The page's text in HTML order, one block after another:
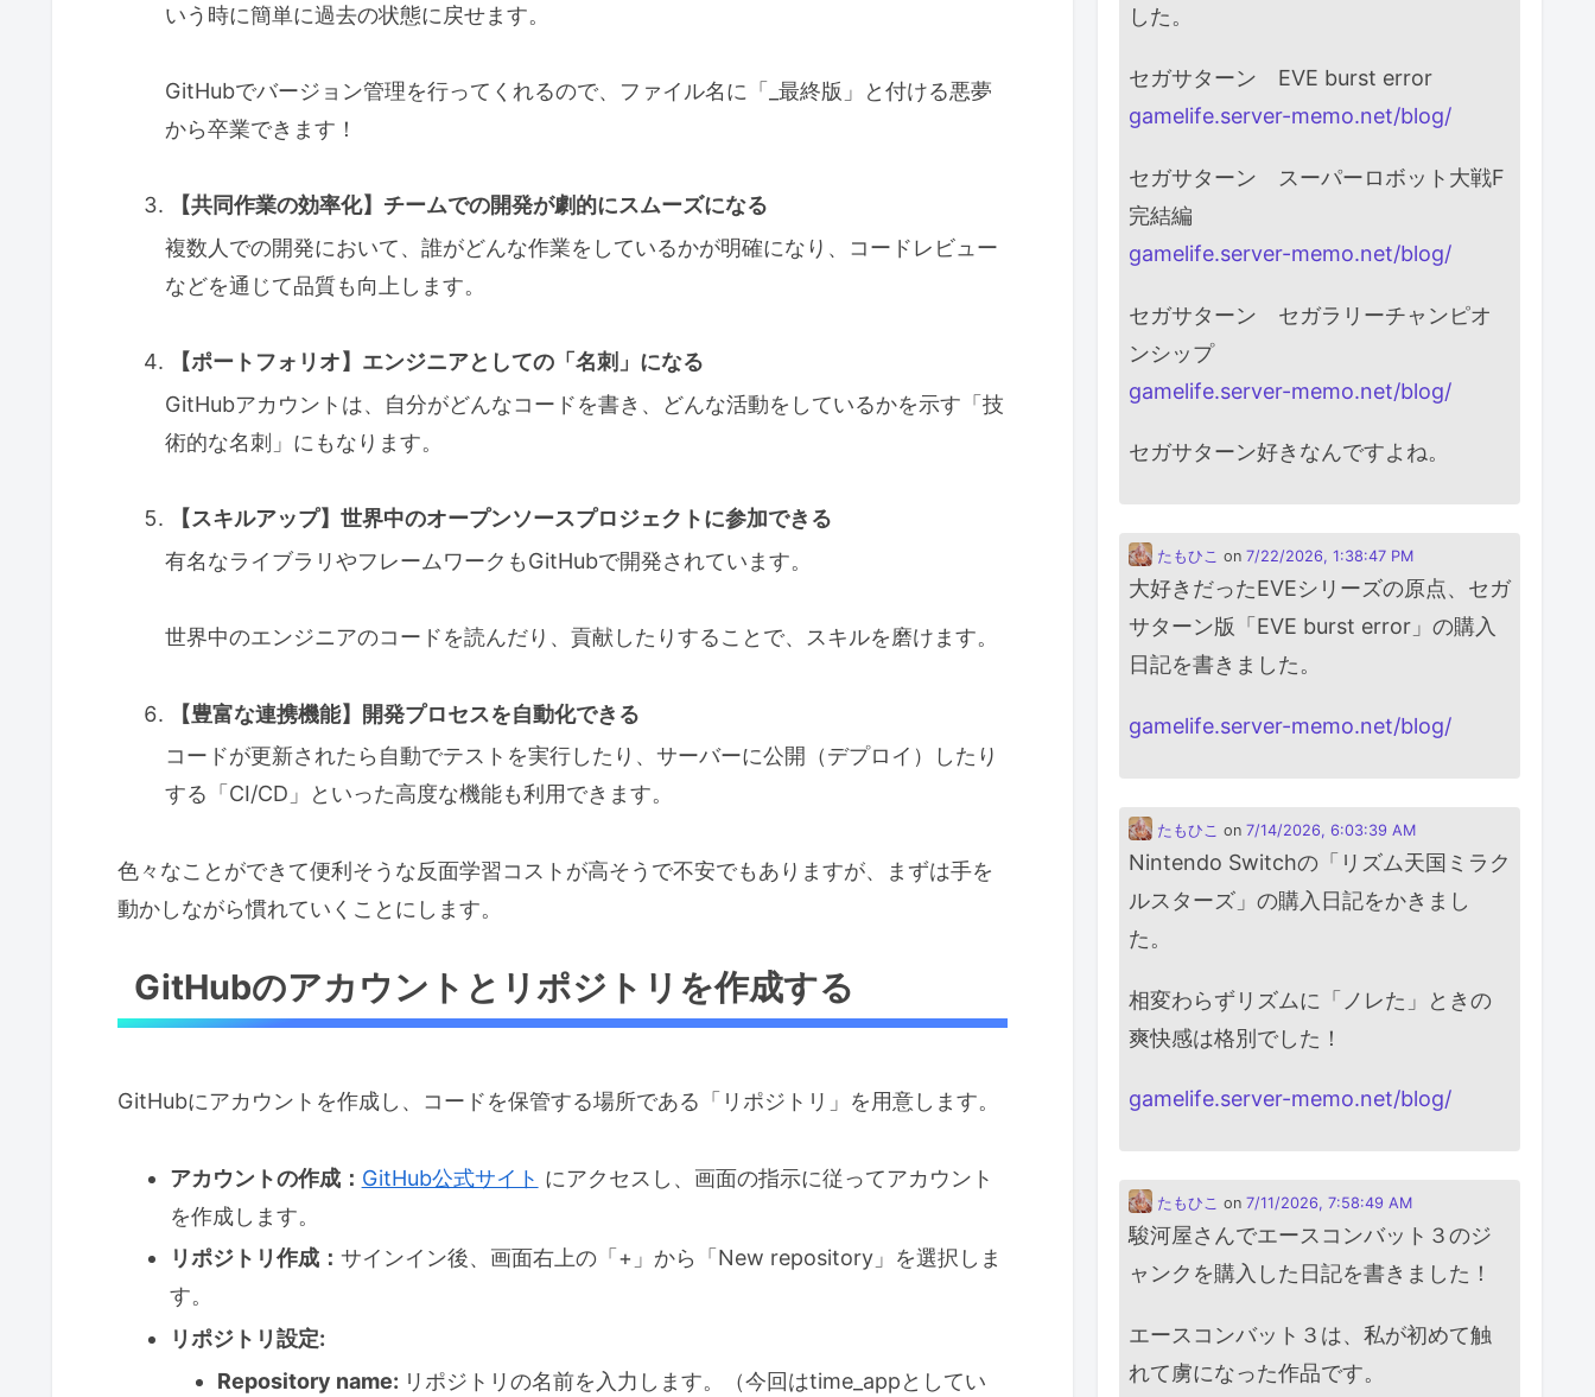
いう時に簡単に過去の状態に戻せます。
GitHubでバージョン管理を行ってくれるので、ファイル名に「_最終版」と付ける悪夢
から卒業できます！
【共同作業の効率化】チームでの開発が劇的にスムーズになる
複数人での開発において、誰がどんな作業をしているかが明確になり、コードレビュー
などを通じて品質も向上します。
【ポートフォリオ】エンジニアとしての「名刺」になる
GitHubアカウントは、自分がどんなコードを書き、どんな活動をしているかを示す「技
術的な名刺」にもなります。
【スキルアップ】世界中のオープンソースプロジェクトに参加できる
有名なライブラリやフレームワークもGitHubで開発されています。
世界中のエンジニアのコードを読んだり、貢献したりすることで、スキルを磨けます。
【豊富な連携機能】開発プロセスを自動化できる
コードが更新されたら自動でテストを実行したり、サーバーに公開（デプロイ）したり
する「CI/CD」といった高度な機能も利用できます。
色々なことができて便利そうな反面学習コストが高そうで不安でもありますが、まずは手を
動かしながら慣れていくことにします。
GitHubのアカウントとリポジトリを作成する
GitHubにアカウントを作成し、コードを保管する場所である「リポジトリ」を用意します。
アカウントの作成： GitHub公式サイト にアクセスし、画面の指示に従ってアカウント
を作成します。
リポジトリ作成： サインイン後、画面右上の「+」から「New repository」を選択しま
す。
リポジトリ設定:
Repository name: リポジトリの名前を入力します。（今回はtime_appとしてい
した。
セガサターン EVE burst error
gamelife.server-memo.net/blog/
セガサターン スーパーロボット大戦F
完結編
gamelife.server-memo.net/blog/
セガサターン セガラリーチャンピオ
ンシップ
gamelife.server-memo.net/blog/
セガサターン好きなんですよね。
たもひこ on 7/22/2026, 1:38:47 PM
大好きだったEVEシリーズの原点、セガ
サターン版「EVE burst error」の購入
日記を書きました。
gamelife.server-memo.net/blog/
たもひこ on 7/14/2026, 6:03:39 AM
Nintendo Switchの「リズム天国ミラク
ルスターズ」の購入日記をかきまし
た。
相変わらずリズムに「ノレた」ときの
爽快感は格別でした！
gamelife.server-memo.net/blog/
たもひこ on 7/11/2026, 7:58:49 AM
駿河屋さんでエースコンバット３のジ
ャンクを購入した日記を書きました！
エースコンバット３は、私が初めて触
れて虜になった作品です。